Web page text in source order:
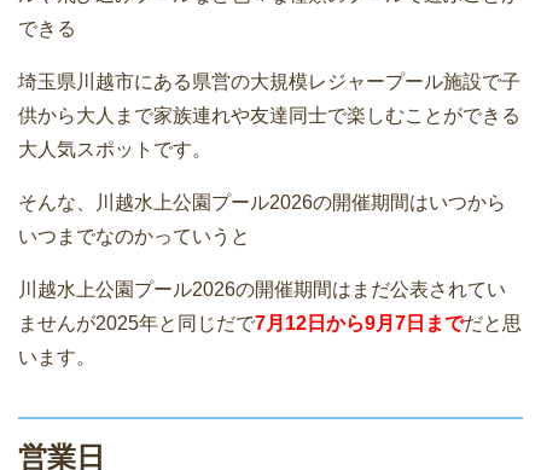
できる
埼玉県川越市にある県営の大規模レジャープール施設で子
供から大人まで家族連れや友達同士で楽しむことができる
大人気スポットです。
そんな、川越水上公園プール2026の開催期間はいつから
いつまでなのかっていうと
川越水上公園プール2026の開催期間はまだ公表されてい
ませんが2025年と同じだで7月12日から9月7日までだと思
います。
営業日